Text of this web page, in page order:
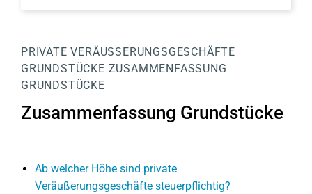
PRIVATE VERÄUSSERUNGSGESCHÄFTE
GRUNDSTÜCKE ZUSAMMENFASSUNG
GRUNDSTÜCKE
Zusammenfassung Grundstücke
Ab welcher Höhe sind private
Veräußerungsgeschäfte steuerpflichtig?